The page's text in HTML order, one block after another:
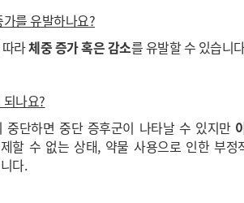
를 유발하나요?
라체중 증가 혹은 감소를 유발할 수 있습니
나요?
중단하면 중단 증후군이 나타날 수 있지만
할 수 없는 상태, 약물 사용으로 인한 부
다.